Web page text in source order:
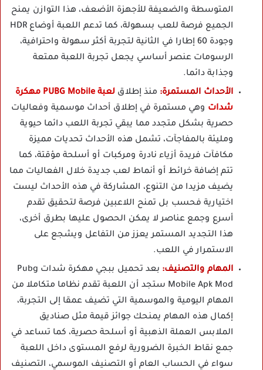
المتوسطة والضعيفة للأجهزة الأضعف، هذا التوازن يمنح
الجميع فرصة للعب بسهولة، كما تدعم اللعبة أوضاع HDR
وجودة 60 إطارا في الثانية لتجربة أكثر سهولة واحترافية،
الرسومات عنصر أساسي يجعل تجربة اللعبة ممتعة
وجذابة دائما.
الأحداث المستمرة: منذ إطلاق
لعبة PUBG Mobile مهكرة
شدات وهي مستمرة في إطلاق أحداث موسمية وفعاليات
حصرية بشكل متجدد مما يبقي تجربة اللعب دائما حيوية
ومليئة بالمفاجآت، تشمل هذه الأحداث تحديات مميزة
مكافآت فريدة أزياء نادرة ومركبات أو أسلحة مؤقتة، كما
تتم إضافة خرائط أو أنماط لعب جديدة خلال الفعاليات مما
يضيف مزيدا من التنوع، المشاركة في هذه الأحداث ليست
اختيارية فحسب بل تمنح اللاعبين فرصة لتحقيق تقدم
أسرع وجمع عناصر لا يمكن الحصول عليها بطرق أخرى،
هذا التجديد المستمر يعزز من التفاعل ويشجع على
الاستمرار في اللعب.
المهام والتصنيف:
بعد تحميل ببجي مهكرة شدات Pubg
Mobile Apk Mod ستجد أن اللعبة تقدم نظاما متكاملا من
المهام اليومية والموسمية التي تضيف عمقا إلى التجربة،
إكمال هذه المهام يمنحك جوائز قيمة مثل صناديق
الملابس العملة الذهبية أو أسلحة حصرية، كما تساعد في
جمع نقاط الخبرة الضرورية لرفع المستوى داخل اللعبة
سواء في الحساب العام أو التصنيف الموسمي، التصنيف